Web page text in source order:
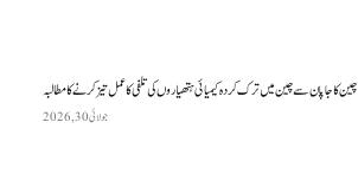
چین کا جاپان سے چین میں ترک کردہ کیمیائی ہتھیاروں کی تلفی کا عمل تیز کرنے کا مطالبہ
جولائی 30, 2026